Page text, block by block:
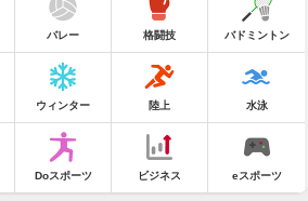
バレー 格闘技 バドミントン
ウィンター 陸上 水泳
Doスポーツ ビジネス eスポーツ